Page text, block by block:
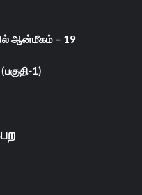
ஆன்மீகம் – 19
1)